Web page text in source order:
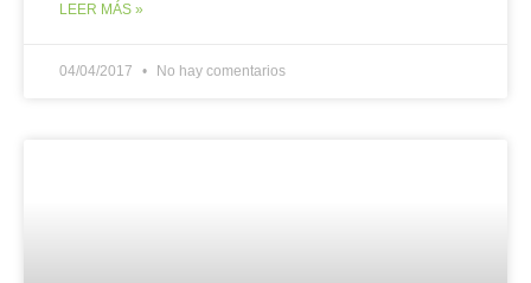
LEER MÁS »
04/04/2017 No hay comentarios